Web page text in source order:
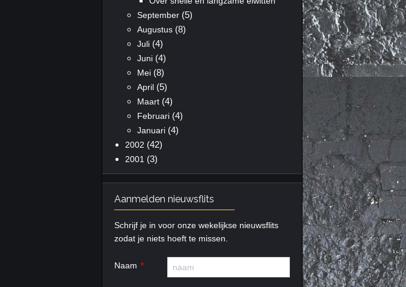
September(5)
Augustus(8)
Juli(4)
Juni(4)
Mei(8)
April(5)
Maart(4)
Februari(4)
Januari(4)
2002 (42)
2001 (3)
Aanmelden nieuwsflits
Schrijf je in voor onze wekelijkse nieuwsflits
zodat je niets hoeft te missen.
Naam